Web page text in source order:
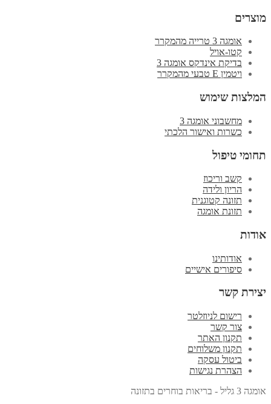
מוצרים
אומגה 3 טרייה מהמקרר
קטו-אויל
בדיקת אינדקס אומגה 3
ויטמין E טבעי מהמקרר
המלצות שימוש
מחשבוני אומגה 3
כשרות ואישור הלכתי
תחומי טיפול
קשב וריכוז
הריון ולידה
תזונה קטוגנית
תזונת אומגה
אודות
אודותינו
סיפורים אישיים
יצירת קשר
רישום לניוזלטר
צור קשר
תקנון האתר
תקנון משלוחים
ביטול עסקה
הצהרת נגישות
אומגה 3 גליל - בריאות בוחרים בתזונה